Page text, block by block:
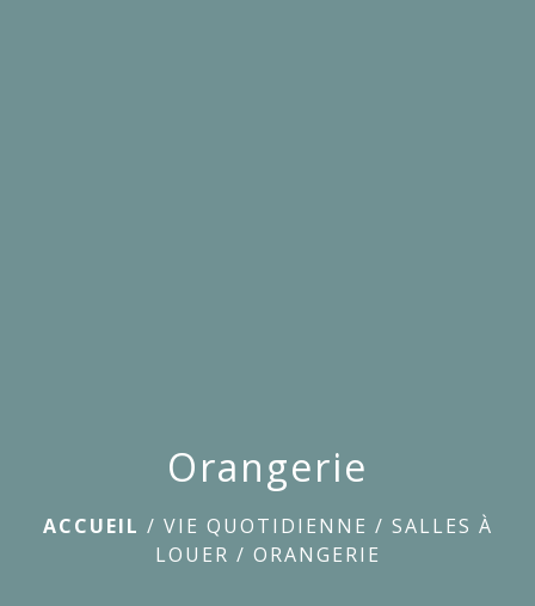
Orangerie
ACCUEIL / VIE QUOTIDIENNE / SALLES À
LOUER / ORANGERIE